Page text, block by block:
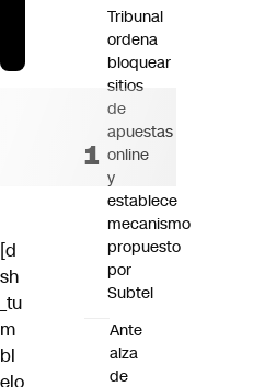
[d
sh
_tu
m
bl
Tribunal
ordena
bloquear
sitios
de
apuestas
online
y
establece
mecanismo
propuesto
por
Subtel
Ante
alza
de